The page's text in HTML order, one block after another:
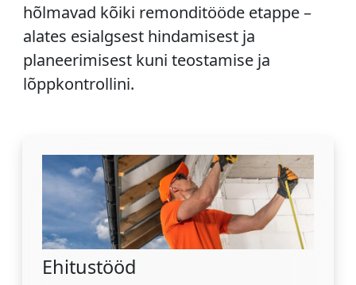
hõlmavad kõiki remonditööde etappe –
alates esialgsest hindamisest ja
planeerimisest kuni teostamise ja
lõppkontrollini.
Ehitustööd